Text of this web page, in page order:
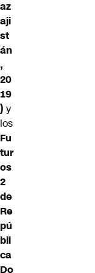
az
aji
st
án
,
20
19
) y
los
Fu
tur
os
2
de
Re
pú
bli
ca
Do